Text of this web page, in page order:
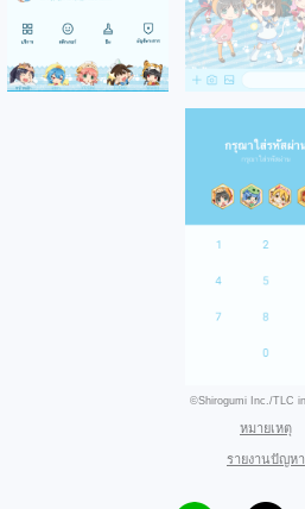
©Shirogumi Inc./TLC
หมายเหตุ
รายงานปัญหา